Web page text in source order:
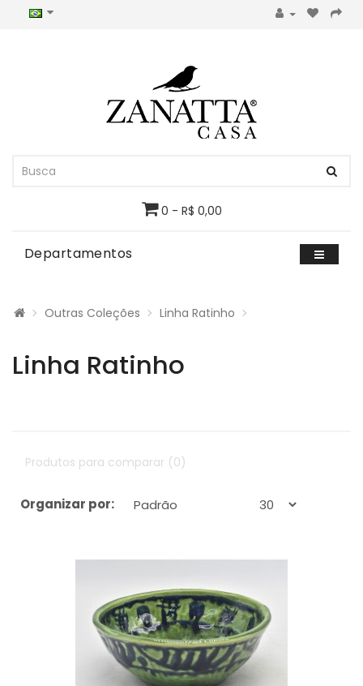
0 - R$ 0,00
Departamentos
Outras Coleções Linha Ratinho
Linha Ratinho
Produtos para comparar (0)
Organizar por: